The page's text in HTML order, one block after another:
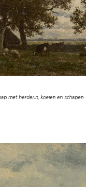
met herderin, koeien en schapen